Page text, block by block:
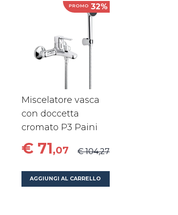
PROMO 32%
Miscelatore vasca
con doccetta
cromato P3 Paini
€ 71,07 € 104,27
AGGIUNGI AL CARRELLO